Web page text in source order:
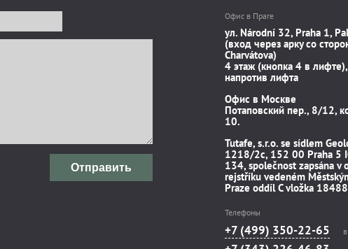
Отправить
Офис в Праге
ул. Národní 32, Praha 1,
(вход через арку со
Charvátova)
4 этаж (кнопка 4 в
напротив лифта
Офис в Москве
Потаповский пер., 8/12,
10.
Tutafe, s.r.o. se sídlem
1218/2c, 152 00 Praha 5
134, společnost zapsána v
rejstříku vedeném
Praze oddíl C vložka
Телефоны
+7 (499) 350-22-65